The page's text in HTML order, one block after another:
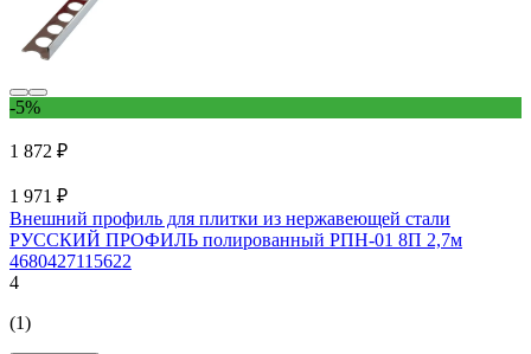
-5%
1 872 ₽
1 971 ₽
Внешний профиль для плитки из нержавеющей стали
РУССКИЙ ПРОФИЛЬ полированный РПН-01 8П 2,7м
4680427115622
4
(1)